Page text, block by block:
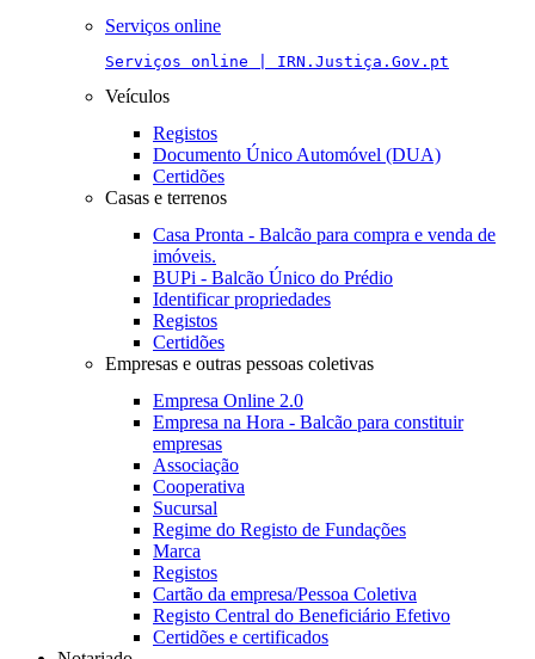
Serviços online
Serviços online | IRN.Justiça.Gov.pt
Veículos
Registos
Documento Único Automóvel (DUA)
Certidões
Casas e terrenos
Casa Pronta - Balcão para compra e venda de
imóveis.
BUPi - Balcão Único do Prédio
Identificar propriedades
Registos
Certidões
Empresas e outras pessoas coletivas
Empresa Online 2.0
Empresa na Hora - Balcão para constituir
empresas
Associação
Cooperativa
Sucursal
Regime do Registo de Fundações
Marca
Registos
Cartão da empresa/Pessoa Coletiva
Registo Central do Beneficiário Efetivo
Certidões e certificados